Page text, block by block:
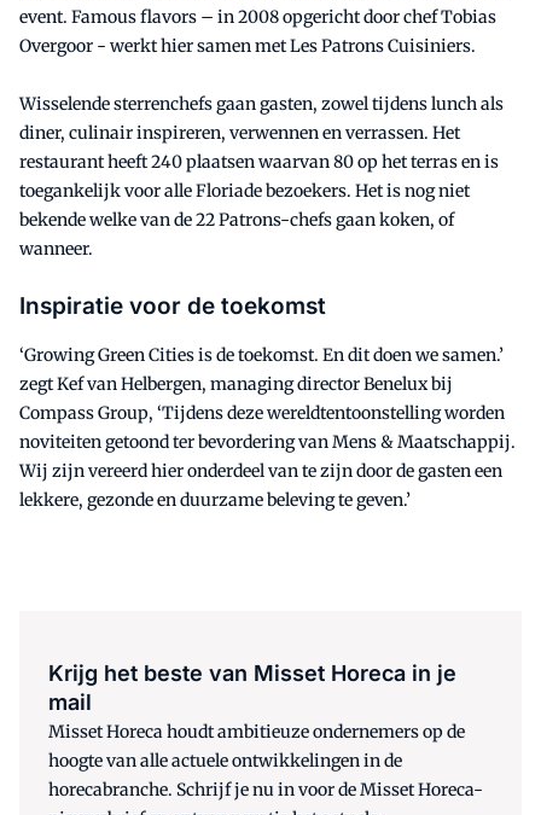
event. Famous flavors – in 2008 opgericht door chef Tobias
Overgoor - werkt hier samen met Les Patrons Cuisiniers.
Wisselende sterrenchefs gaan gasten, zowel tijdens lunch als
diner, culinair inspireren, verwennen en verrassen. Het
restaurant heeft 240 plaatsen waarvan 80 op het terras en is
toegankelijk voor alle Floriade bezoekers. Het is nog niet
bekende welke van de 22 Patrons-chefs gaan koken, of
wanneer.
Inspiratie voor de toekomst
‘Growing Green Cities is de toekomst. En dit doen we samen.’
zegt Kef van Helbergen, managing director Benelux bij
Compass Group, ‘Tijdens deze wereldtentoonstelling worden
noviteiten getoond ter bevordering van Mens & Maatschappij.
Wij zijn vereerd hier onderdeel van te zijn door de gasten een
lekkere, gezonde en duurzame beleving te geven.’
Krijg het beste van Misset Horeca in je
mail
Misset Horeca houdt ambitieuze ondernemers op de
hoogte van alle actuele ontwikkelingen in de
horecabranche. Schrijf je nu in voor de Misset Horeca-